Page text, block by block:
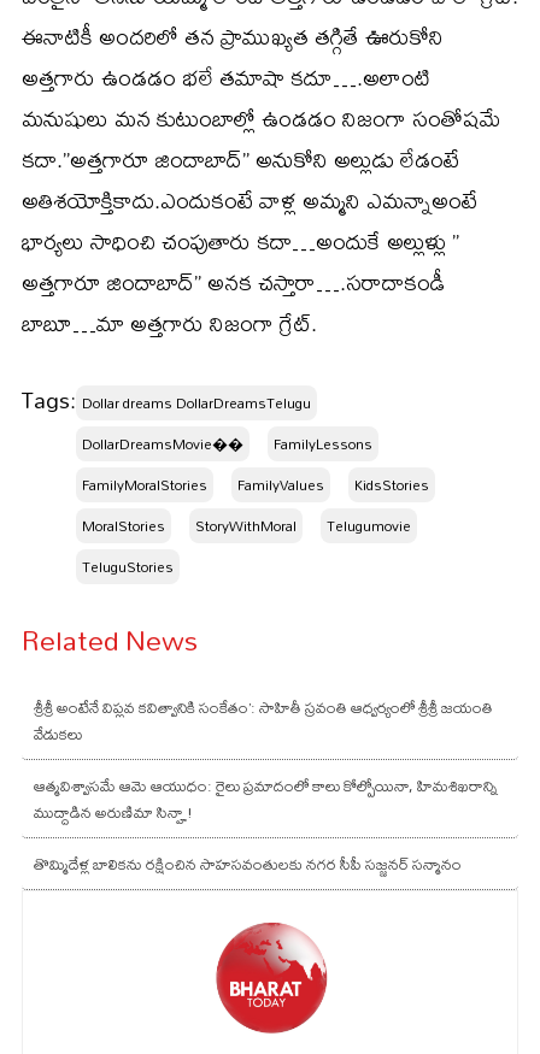
ఈనాటికీ అందరిలో తన ప్రాముఖ్యత తగ్గితే ఊరుకోని
అత్తగారు ఉండడం భలే తమాషా కదూ….అలాంటి
మనుషులు మన కుటుంబాల్లో ఉండడం నిజంగా సంతోషమే
కదా.”అత్తగారూ జిందాబాద్” అనుకోని అల్లుడు లేడంటే
అతిశయోక్తికాదు.ఎందుకంటే వాళ్ల అమ్మని ఎమన్నాఅంటే
భార్యలు సాధించి చంపుతారు కదా…అందుకే అల్లుళ్లు ”
అత్తగారూ జిందాబాద్” అనక చస్తారా….సరాదాకండీ
బాబూ…మా అత్తగారు నిజంగా గ్రేట్.
Tags: Dollar dreams DollarDreamsTelugu
DollarDreamsMovie��
FamilyLessons
FamilyMoralStories
FamilyValues
KidsStories
MoralStories
StoryWithMoral
Telugumovie
TeluguStories
Related News
శ్రీశ్రీ అంటేనే విప్లవ కవిత్వానికి సంకేతం’: సాహితీ స్రవంతి ఆధ్వర్యంలో శ్రీశ్రీ జయంతి
వేడుకలు
ఆత్మవిశ్వాసమే ఆమె ఆయుధం: రైలు ప్రమాదంలో కాలు కోల్పోయినా, హిమశిఖరాన్ని
ముద్దాడిన అరుణిమా సిన్హా!
తొమ్మిదేళ్ల బాలికను రక్షించిన సాహసవంతులకు నగర సీపీ సజ్జనర్ సన్మానం